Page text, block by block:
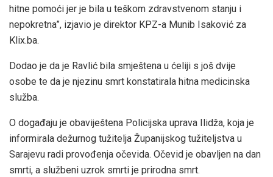
hitne pomoći jer je bila u teškom zdravstvenom stanju i
nepokretna”, izjavio je direktor KPZ-a Munib Isaković za
Klix.ba.
Dodao je da je Ravlić bila smještena u ćeliji s još dvije
osobe te da je njezinu smrt konstatirala hitna medicinska
služba.
O događaju je obaviještena Policijska uprava Ilidža, koja je
informirala dežurnog tužitelja Županijskog tužiteljstva u
Sarajevu radi provođenja očevida. Očevid je obavljen na dan
smrti, a službeni uzrok smrti je prirodna smrt.